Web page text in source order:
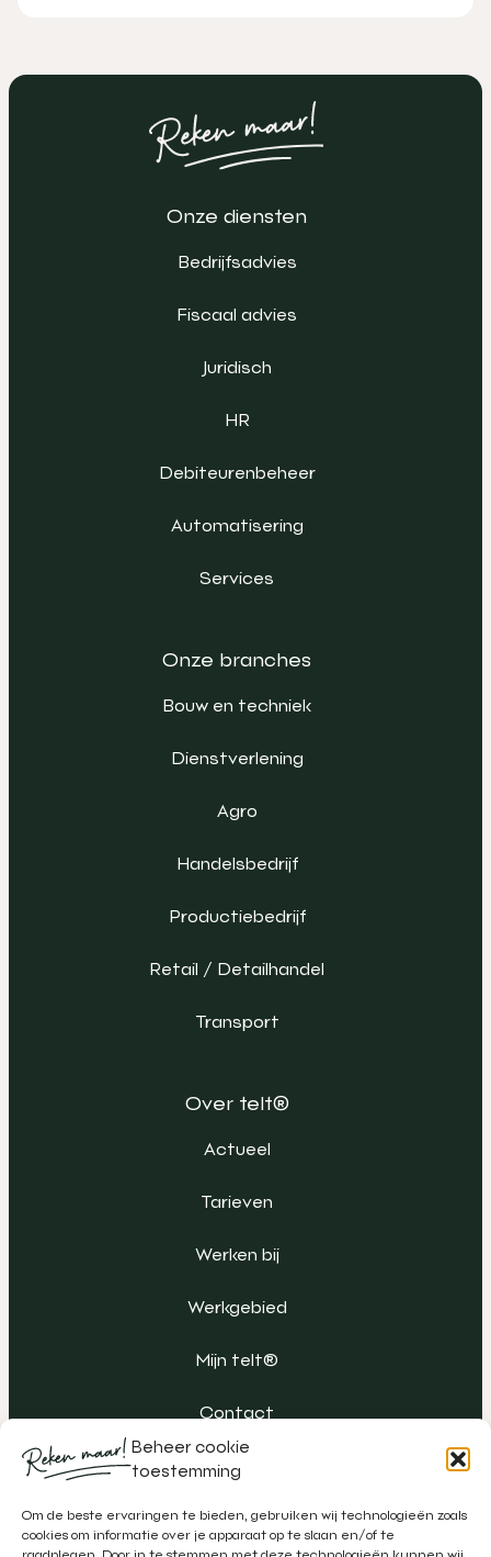
Beheer cookie
toestemming
Om de beste ervaringen te bieden, gebruiken wij technologieën zoals
cookies om informatie over je apparaat op te slaan en/of te
Onze diensten
Bedrijfsadvies
Fiscaal advies
Juridisch
HR
Debiteurenbeheer
Automatisering
Services
Onze branches
Bouw en techniek
Dienstverlening
Agro
Handelsbedrijf
Productiebedrijf
Retail / Detailhandel
Transport
Over telt®
Actueel
Tarieven
Werken bij
Werkgebied
Mijn telt®
Contact